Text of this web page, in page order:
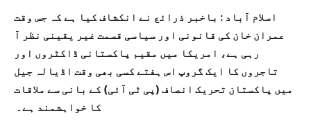
اسلام آباد : باخبر ذرائع نے انکشاف کیا ہے کہ جس وقت
عمران خان کی قانونی اور سیاسی قسمت غیر یقینی نظر آ
رہی ہے، امریکا میں مقیم پاکستانی ڈاکٹروں اور
تاجروں کا ایک گروپ اس ہفتے کسی بھی وقت اڈیالہ جیل
میں پاکستان تحریک انصاف (پی ٹی آئی) کے بانی سے ملاقات
کا خواہشمند ہے۔